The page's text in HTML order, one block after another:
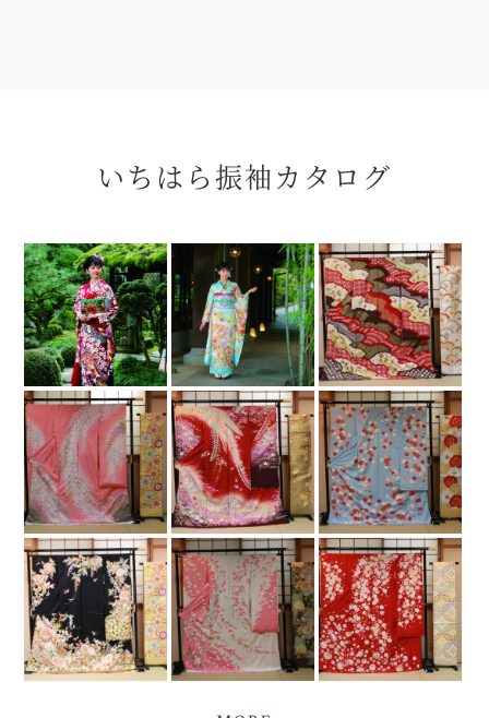
いちはら振袖カタログ